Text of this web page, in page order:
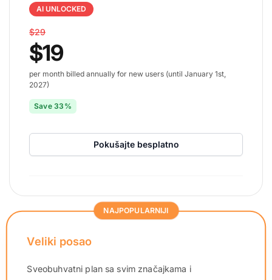
AI UNLOCKED
$29
$19
per month billed annually for new users (until January 1st,
2027)
Save 33%
Pokušajte besplatno
NAJPOPULARNIJI
Veliki posao
Sveobuhvatni plan sa svim značajkama i